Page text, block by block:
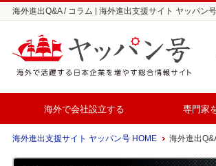
海外進出Q&A / コラム | 海外進出支援サイト ヤッパン号
海外で会社設立する 専門家
海外進出支援サイト ヤッパン号 HOME 海外進出